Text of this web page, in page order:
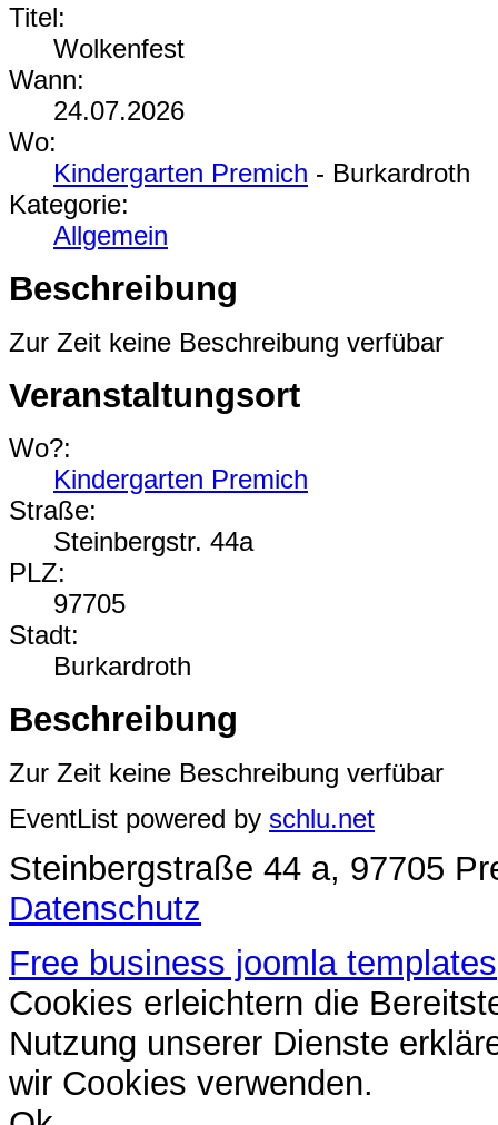
Titel:
Wolkenfest
Wann:
24.07.2026
Wo:
Kindergarten Premich - Burkardroth
Kategorie:
Allgemein
Beschreibung
Zur Zeit keine Beschreibung verfübar
Veranstaltungsort
Wo?:
Kindergarten Premich
Straße:
Steinbergstr. 44a
PLZ:
97705
Stadt:
Burkardroth
Beschreibung
Zur Zeit keine Beschreibung verfübar
EventList powered by schlu.net
Steinbergstraße 44 a, 97705
Datenschutz
Free business joomla templates
Cookies erleichtern die
Nutzung unserer Dienste
wir Cookies verwenden.